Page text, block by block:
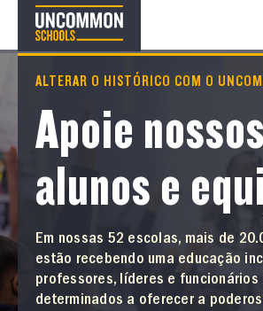
ALTERAR O HISTÓRICO COM O
Apoie nossos
alunos e
Em nossas 52 escolas, mais de
estão recebendo uma educação
professores, líderes e funcionários
determinados a oferecer a